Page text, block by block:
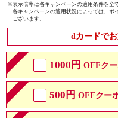
※表示倍率は各キャンペーンの適用条件を全
各キャンペーンの適用状況によっては、ポ
ございます。
dカードで
1000円 OFFク
500円 OFFクー